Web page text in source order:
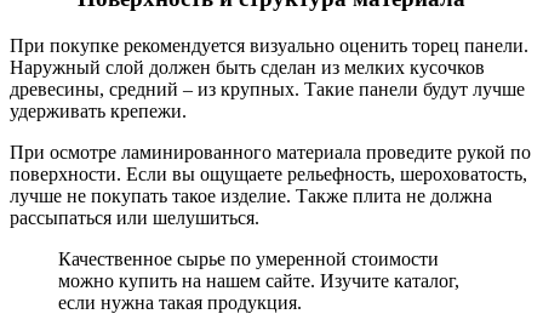
При покупке рекомендуется визуально оценить торец панели.
Наружный слой должен быть сделан из мелких кусочков
древесины, средний – из крупных. Такие панели будут лучше
удерживать крепежи.
При осмотре ламинированного материала проведите рукой по
поверхности. Если вы ощущаете рельефность, шероховатость,
лучше не покупать такое изделие. Также плита не должна
рассыпаться или шелушиться.
Качественное сырье по умеренной стоимости
можно купить на нашем сайте. Изучите каталог,
если нужна такая продукция.